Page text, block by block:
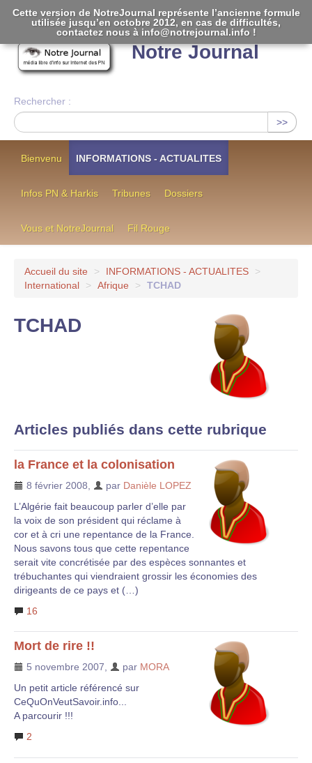
Notre Journal
Rechercher :
>>
Bienvenu INFORMATIONS - ACTUALITES
Infos PN & Harkis Tribunes Dossiers
Vous et NotreJournal Fil Rouge
Accueil du site > INFORMATIONS - ACTUALITES
>
International
> Afrique > TCHAD
TCHAD
Articles publiés dans cette rubrique
la France et la colonisation
8 février 2008 par Danièle LOPEZ
L’Algérie fait beaucoup parler d’elle par
la voix de son président qui réclame à
cor et à cri une repentance de la France.
Nous savons tous que cette repentance
serait vite concrétisée par des espèces sonnantes et
trébuchantes qui viendraient grossir les économies des
dirigeants de ce pays et (…)
16
Mort de rire !!
5 novembre 2007 par MORA
Un petit article référencé sur
CeQuOnVeutSavoir.info...
A parcourir !!!
2
Cette version de NotreJournal représente l’ancienne formule
utilisée jusqu’en octobre 2012, en cas de difficultés,
contactez nous à info@notrejournal.info !